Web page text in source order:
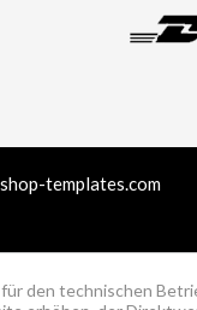
templates.com
den technischen